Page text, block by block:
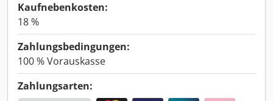
Kaufnebenkosten:
18 %
Zahlungsbedingungen:
100 % Vorauskasse
Zahlungsarten: